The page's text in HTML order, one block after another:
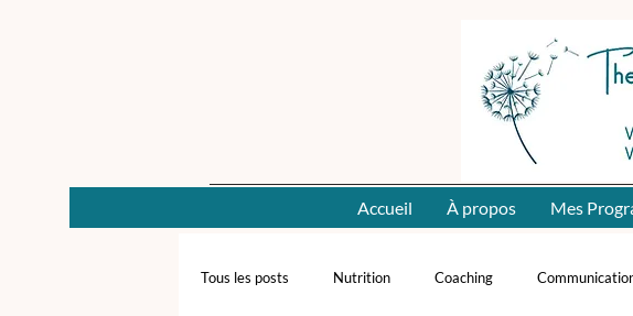
Accueil À propos Mes
Tous les posts Nutrition Coaching